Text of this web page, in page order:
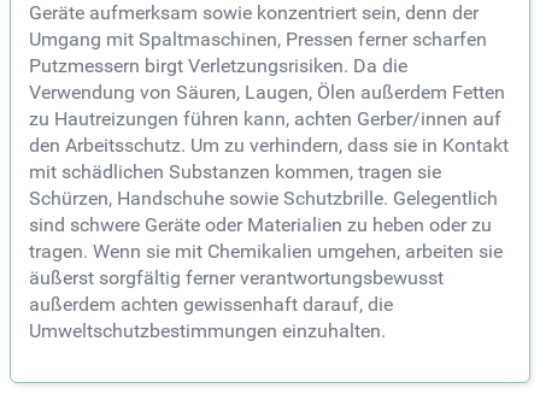
Geräte aufmerksam sowie konzentriert sein, denn der
Umgang mit Spaltmaschinen, Pressen ferner scharfen
Putzmessern birgt Verletzungsrisiken. Da die
Verwendung von Säuren, Laugen, Ölen außerdem Fetten
zu Hautreizungen führen kann, achten Gerber/innen auf
den Arbeitsschutz. Um zu verhindern, dass sie in Kontakt
mit schädlichen Substanzen kommen, tragen sie
Schürzen, Handschuhe sowie Schutzbrille. Gelegentlich
sind schwere Geräte oder Materialien zu heben oder zu
tragen. Wenn sie mit Chemikalien umgehen, arbeiten sie
äußerst sorgfältig ferner verantwortungsbewusst
außerdem achten gewissenhaft darauf, die
Umweltschutzbestimmungen einzuhalten.